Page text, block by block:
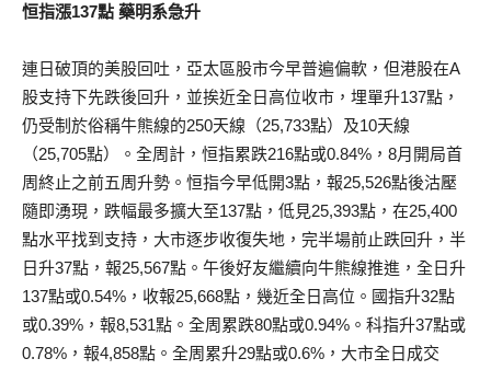
恒指漲137點 藥明系急升
連日破頂的美股回吐，亞太區股市今早普遍偏軟，但港股在A
股支持下先跌後回升，並挨近全日高位收市，埋單升137點，
仍受制於俗稱牛熊線的250天線（25,733點）及10天線
（25,705點）。全周計，恒指累跌216點或0.84%，8月開局首
周終止之前五周升勢。恒指今早低開3點，報25,526點後沽壓
隨即湧現，跌幅最多擴大至137點，低見25,393點，在25,400
點水平找到支持，大市逐步收復失地，完半場前止跌回升，半
日升37點，報25,567點。午後好友繼續向牛熊線推進，全日升
137點或0.54%，收報25,668點，幾近全日高位。國指升32點
或0.39%，報8,531點。全周累跌80點或0.94%。科指升37點或
0.78%，報4,858點。全周累升29點或0.6%，大市全日成交